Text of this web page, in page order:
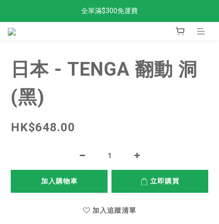
全單滿$300免運費
全單滿$300免運費
全單滿$300免運費
日本 - TENGA 翻動 洞
(黑)
HK$648.00
加入購物車 立即購買
加入追蹤清單